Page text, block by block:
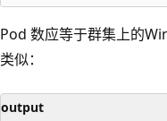
Pod 数应等于群集上的
类似：
output